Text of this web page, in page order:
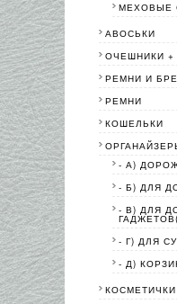
МЕХОВЫЕ
АВОСЬКИ
ОЧЕШНИКИ
РЕМНИ И
РЕМНИ
КОШЕЛЬКИ
- А)
- Б) ДЛЯ
- В) ДЛЯ
- Г) ДЛЯ
- Д)
КОСМЕТИЧКИ